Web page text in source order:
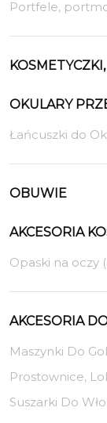
Portfele,
OKULARY
Łańcuszki do
OBUWIE
AKCESORIA
Opaski na oczy
AKCESORIA
Maszynki Do
Prostownice,
Suszarki Do